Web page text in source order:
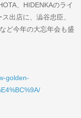
、HIDENKAのライ
出店に、澁谷忠臣、
ど今年の大忘年会も盛
golden-